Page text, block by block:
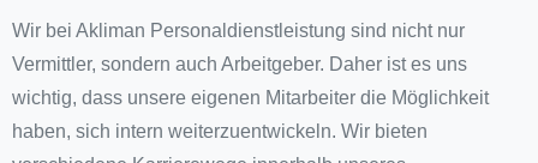
Wir bei Akliman Personaldienstleistung sind nicht nur
Vermittler, sondern auch Arbeitgeber. Daher ist es uns
wichtig, dass unsere eigenen Mitarbeiter die Möglichkeit
haben, sich intern weiterzuentwickeln. Wir bieten